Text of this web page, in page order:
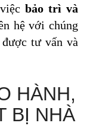
bảo trì và
hệ với chúng
tư vấn và
HÀNH,
BỊ NHÀ